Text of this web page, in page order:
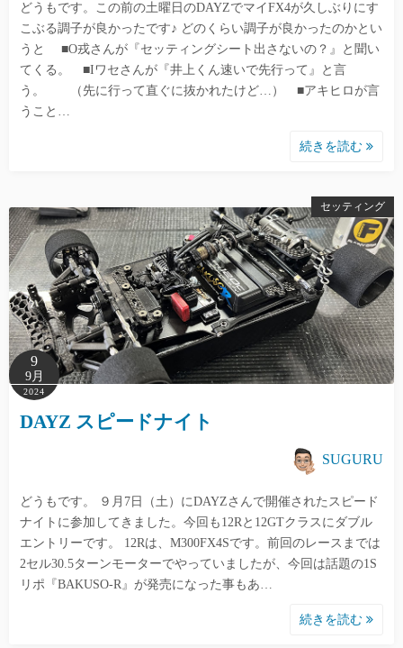
どうもです。この前の土曜日のDAYZでマイFX4が久しぶりにす
こぶる調子が良かったです♪ どのくらい調子が良かったのかとい
うと ■O戎さんが『セッティングシート出さないの？』と聞い
てくる。 ■Iワセさんが『井上くん速いで先行って』と言
う。 （先に行って直ぐに抜かれたけど…） ■アキヒロが言
うこと…
続きを読む
セッティング
9
9月
2024
DAYZ スピードナイト
SUGURU
どうもです。 ９月7日（土）にDAYZさんで開催されたスピード
ナイトに参加してきました。今回も12Rと12GTクラスにダブル
エントリーです。 12Rは、M300FX4Sです。前回のレースまでは
2セル30.5ターンモーターでやっていましたが、今回は話題の1S
リポ『BAKUSO-R』が発売になった事もあ…
続きを読む